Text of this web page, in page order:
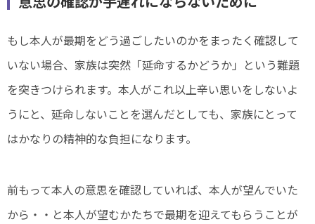
もし本人が最期をどう過ごしたいのかをまったく確認して
いない場合、家族は突然「延命するかどうか」という難題
を突きつけられます。本人がこれ以上辛い思いをしないよ
うにと、延命しないことを選んだとしても、家族にとって
はかなりの精神的な負担になります。
前もって本人の意思を確認していれば、本人が望んでいた
から・・と本人が望むかたちで最期を迎えてもらうことが